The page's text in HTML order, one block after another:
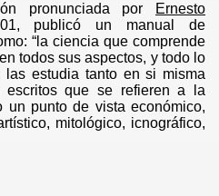
pronunciada por
Ernesto
publicó un manual de
“la ciencia que comprende
todos sus aspectos, y todo lo
estudia tanto en si misma
escritos que se refieren a la
un punto de vista económico,
mitológico, icnográfico,